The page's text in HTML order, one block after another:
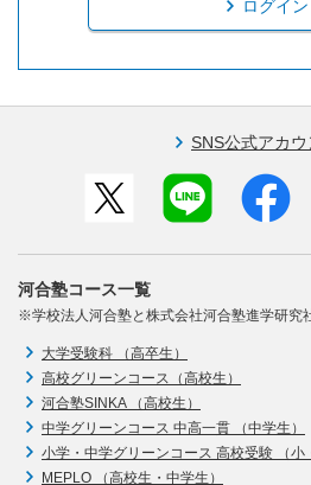
ログイン
SNS公式アカウ
河合塾コース一覧
※学校法人河合塾と株式会社河合塾進学研究
大学受験科 （高卒生）
高校グリーンコース（高校生）
河合塾SINKA （高校生）
中学グリーンコース 中高一貫 （中学生）
小学・中学グリーンコース 高校受験 （小
MEPLO （高校生・中学生）